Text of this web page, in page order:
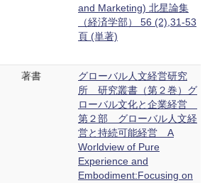
and Marketing) 北星論集
（経済学部） 56 (2),31-53
頁 (単著)
著書
グローバル人文経営研究
所 研究叢書（第２巻）グ
ローバル文化と企業経営
第２部 グローバル人文経
営と持続可能経営 A
Worldview of Pure
Experience and
Embodiment:Focusing on